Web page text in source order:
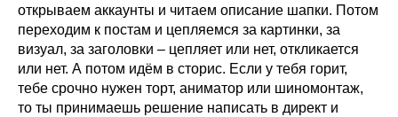
открываем аккаунты и читаем описание шапки. Потом
переходим к постам и цепляемся за картинки, за
визуал, за заголовки – цепляет или нет, откликается
или нет. А потом идём в сторис. Если у тебя горит,
тебе срочно нужен торт, аниматор или шиномонтаж,
то ты принимаешь решение написать в директ и